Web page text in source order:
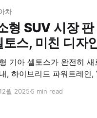
차
형 SUV 시장
토스, 미친 디자
기아 셀토스가 완전히
, 하이브리드 파워트레인
월 20255 min read